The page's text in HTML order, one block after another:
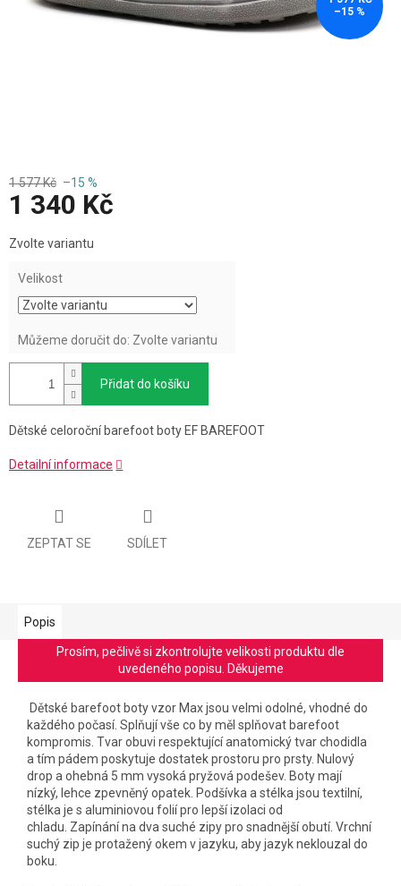
–15 %
1 577 Kč –15 %
1 340 Kč
cena:
Zvolte variantu
Velikost
Můžeme doručit do: Zvolte variantu
Přidat do košíku
Dětské celoroční barefoot boty EF BAREFOOT
Detailní informace
ZEPTAT SE SDÍLET
Popis
Prosím, pečlivě si zkontrolujte velikosti produktu dle
uvedeného popisu. Děkujeme
Dětské barefoot boty vzor Max jsou velmi odolné, vhodné do
každého počasí. Splňují vše co by měl splňovat barefoot
kompromis . Tvar obuvi respektující anatomický tvar chodidla
a tím pádem poskytuje dostatek prostoru pro prsty. Nulový
drop a ohebná 5 mm vysoká pryžová podešev. Boty mají
nízký, lehce zpevněný opatek. Podšívka a stélka jsou textilní,
stélka je s aluminiovou folií pro lepší izolaci od
chladu. Zapínání na dva suché zipy pro snadnější obutí. Vrchní
suchý zip je protažený okem v jazyku, aby jazyk neklouzal do
boku.